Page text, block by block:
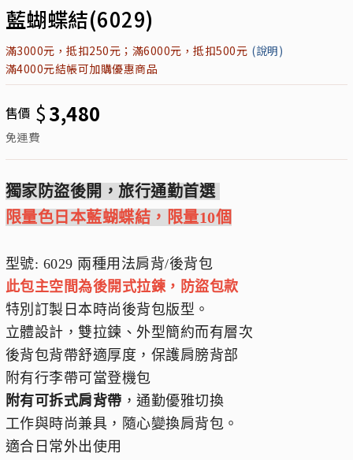
藍蝴蝶結(6029)
滿3000元，抵扣250元；滿6000元，抵扣500元 (說明)
滿4000元結帳可加購優惠商品
售價 $3,480
免運費
獨家防盜後開，旅行通勤首選
限量色日本藍蝴蝶結，限量10個
型號: 6029 兩種用法肩背/後背包
此包主空間為後開式拉鍊，防盜包款
特別訂製日本時尚後背包版型。
立體設計，雙拉鍊、外型簡約而有層次
後背包背帶舒適厚度，保護肩膀背部
附有行李帶可當登機包
附有可拆式肩背帶 ，通勤優雅切換
工作與時尚兼具，隨心變換肩背包。
適合日常外出使用